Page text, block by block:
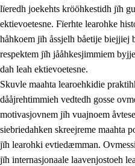
lïeredh joekehts krööhkestidh jïh
ektievoetesne. Fïerhte learohke
håhkoem jïh åssjelh båetije biejjiej
respektem jïh jååhkesjimmiem
dah leah ektievoetesne.
Skuvle maahta learoehkidie
dååjrehtimmieh vedtedh gosse
motivasjovnem jïh vuajnoem
siebriedahken skreejreme maahta
jïh learohki evtiedæmman.
jïh internasjonaale laavenjostoeh